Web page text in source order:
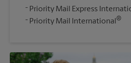
Priority Mail Express
Priority Mail International®